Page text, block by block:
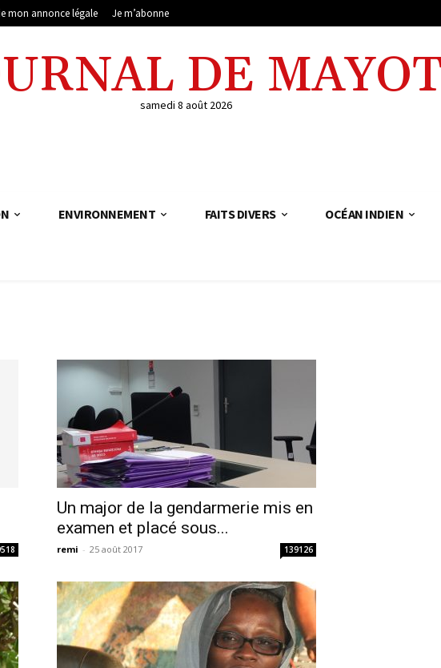
mon annonce légale Je m’abonne
DE
samedi 8 août 2026
ENVIRONNEMENT FAITS DIVERS OCÉAN INDIEN
Un major de la gendarmerie mis en
examen et placé sous...
remi - 25 août 2017 139126